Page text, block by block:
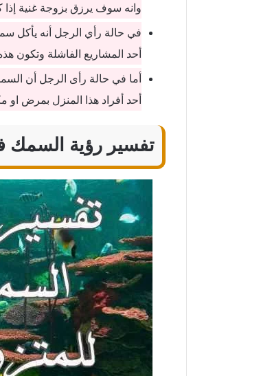
وانه سوف يرزق بزوجة غنية
في حالة رأي الرجل أنه يأكل
أحد المشاريع الفاشلة وتكون
أما في حالة رأى الرجل أن
أحد أفراد هذا المنزل بمرض او
تفسير رؤية السمك